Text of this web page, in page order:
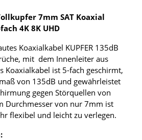
7mm SAT Koaxial
4K 8K UHD
Koaxialkabel KUPFER 135dB
mit dem Innenleiter aus
Koaxialkabel ist 5-fach geschirmt,
von 135dB und gewährleistet
gegen Störquellen von
Durchmesser von nur 7mm ist
flexibel und leicht zu verlegen.